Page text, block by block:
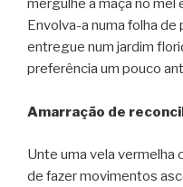
mergulhe a maçã no mel
Envolva-a numa folha
entregue num jardim
preferência um pouco
Amarração de
Unte uma vela vermelha
de fazer movimentos